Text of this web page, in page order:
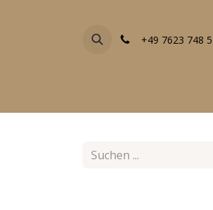
+49 7623 748